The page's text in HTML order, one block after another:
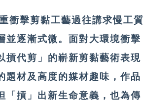
衝擊剪黏工藝過往講求慢工質
並逐漸式微。面對大環境衝擊
摃代剪」的嶄新剪黏藝術表現
題材及高度的媒材趣味，作品
「摃」出新生命意義，也為傳